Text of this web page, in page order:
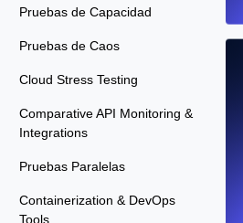
Pruebas de Capacidad
Pruebas de Caos
Cloud Stress Testing
Comparative API Monitoring &
Integrations
Pruebas Paralelas
Containerization & DevOps
Tools